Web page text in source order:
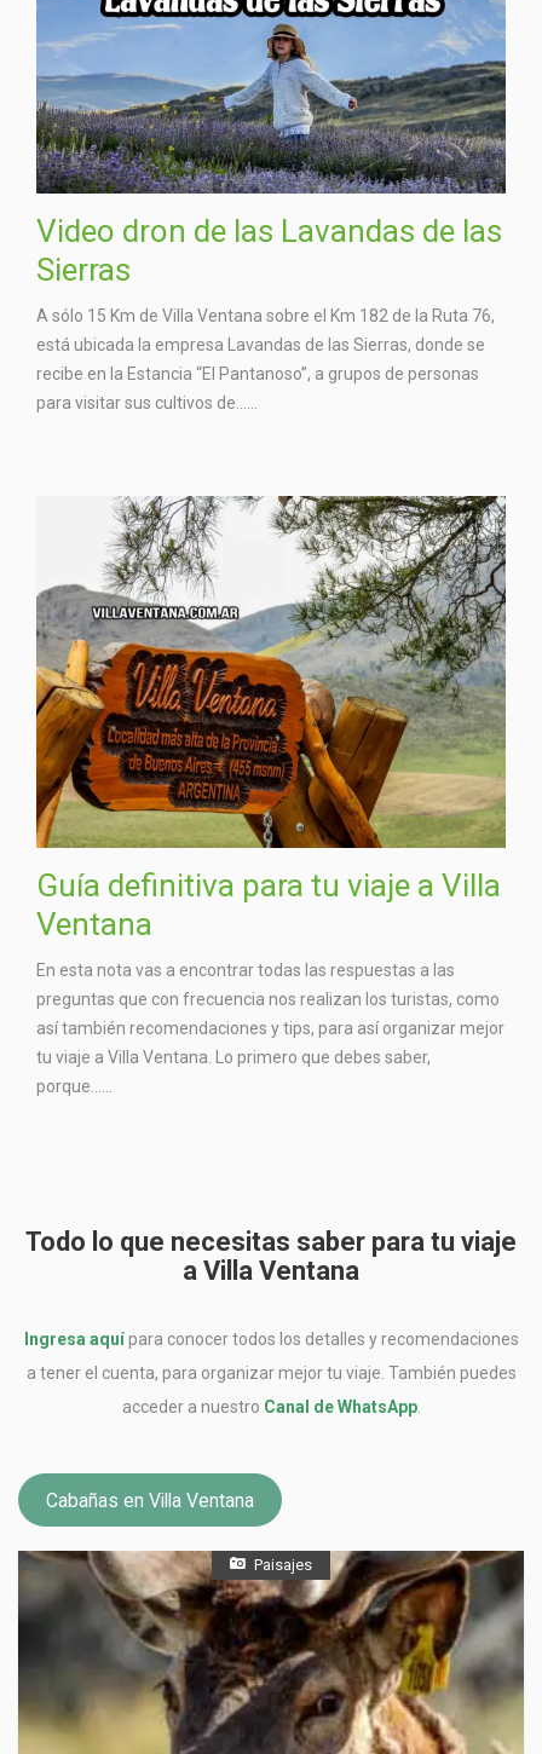
Video dron de las Lavandas de las
Sierras
A sólo 15 Km de Villa Ventana sobre el Km 182 de la Ruta 76,
está ubicada la empresa Lavandas de las Sierras, donde se
recibe en la Estancia “El Pantanoso”, a grupos de personas
para visitar sus cultivos de…...
Guía definitiva para tu viaje a Villa
Ventana
En esta nota vas a encontrar todas las respuestas a las
preguntas que con frecuencia nos realizan los turistas, como
así también recomendaciones y tips, para así organizar mejor
tu viaje a Villa Ventana. Lo primero que debes saber,
porque…...
Todo lo que necesitas saber para tu viaje
a Villa Ventana
Ingresa aquípara conocer todos los detalles y recomendaciones
a tener el cuenta, para organizar mejor tu viaje. También puedes
acceder a nuestro Canal de WhatsApp.
Cabañas en Villa Ventana
Paisajes